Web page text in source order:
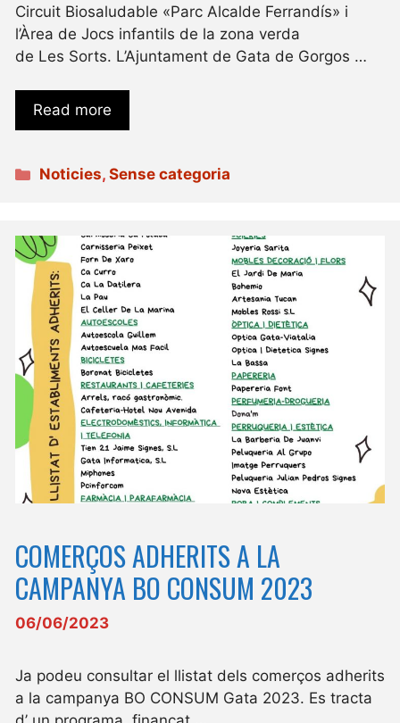
Circuit Biosaludable «Parc Alcalde Ferrandís» i
l’Àrea de Jocs infantils de la zona verda
de Les Sorts. L’Ajuntament de Gata de Gorgos …
Read more
Categories
Noticies,Sense categoria
COMERÇOS ADHERITS A LA
CAMPANYA BO CONSUM 2023
06/06/2023
Ja podeu consultar el llistat dels comerços adherits
a la campanya BO CONSUM Gata 2023. Es tracta